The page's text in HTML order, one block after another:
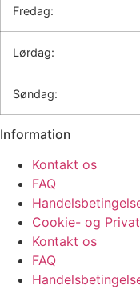
Fredag:
Lørdag:
Søndag:
Information
Kontakt os
FAQ
Cookie- og
Kontakt os
FAQ